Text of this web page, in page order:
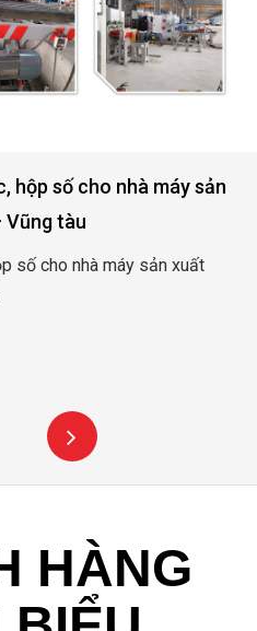
Vũng tàu
số cho nhà máy sản xuất
HÀNG
BIỂU